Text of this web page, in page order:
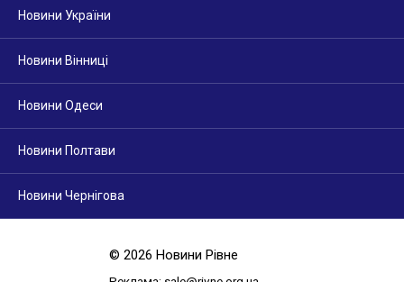
Новини України
Новини Вінниці
Новини Одеси
Новини Полтави
Новини Чернігова
© 2026 Новини Рівне